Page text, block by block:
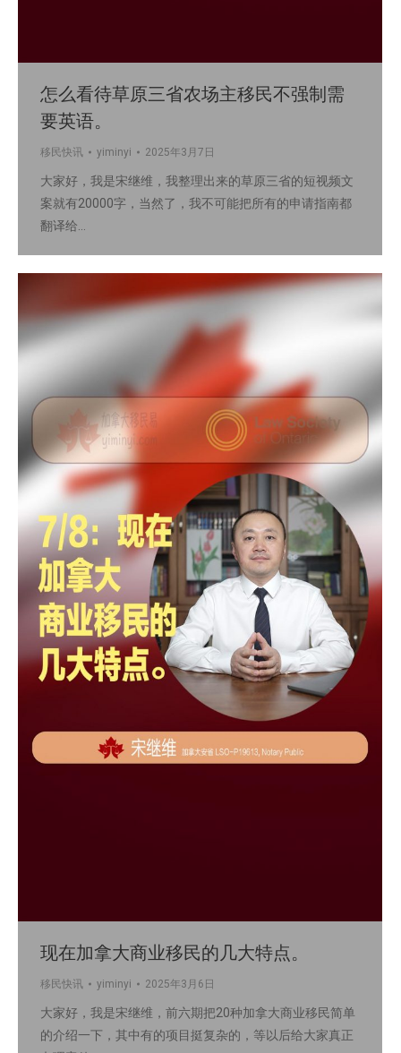
怎么看待草原三省农场主移民不强制需
要英语。
移民快讯 yiminyi 2025年3月7日
大家好，我是宋继维，我整理出来的草原三省的短视频文
案就有20000字，当然了，我不可能把所有的申请指南都
翻译给…
现在加拿大商业移民的几大特点。
移民快讯 yiminyi 2025年3月6日
大家好，我是宋继维，前六期把20种加拿大商业移民简单
的介绍一下，其中有的项目挺复杂的，等以后给大家真正